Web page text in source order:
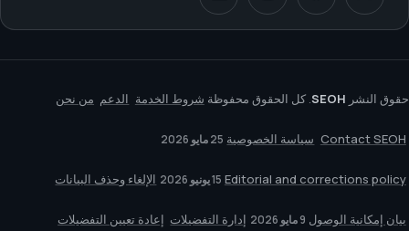
حقوق النشر SEOH . كل الحقوق محفوظة شروط الخدمة الدعم من نحن
Contact SEOH سياسة الخصوصية 25 مايو 2026
Editorial and corrections policy 15 يونيو 2026 الإلغاء وحذف البيانات
بيان إمكانية الوصول 9 مايو 2026 إدارة التفضيلات إعادة تعيين التفضيلات